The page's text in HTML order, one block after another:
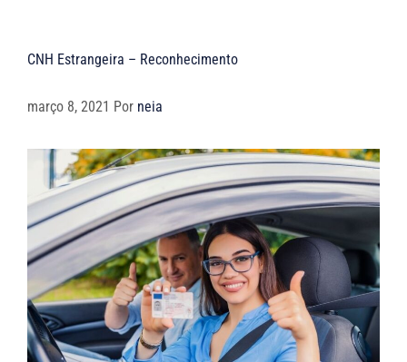
CNH Estrangeira – Reconhecimento
março 8, 2021 Por neia